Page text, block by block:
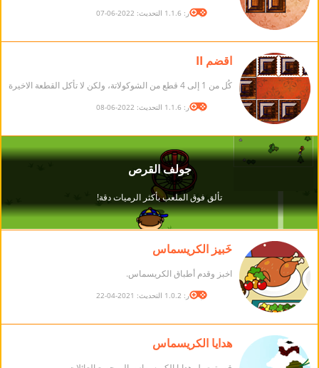
الإصدار: 1.1.6 التحديث: 2022-06-07
اقضم II
كُل من 1 إلى 4 قطع من الشوكولاتة، ولكن لا تأكل القطعة الاخيرة
الإصدار: 1.1.6 التحديث: 2022-06-08
خَبيز الكريسماس
اخبز وقدم أطباق الكريسماس.
الإصدار: 1.0.2 التحديث: 2021-04-22
هدايا الكريسماس